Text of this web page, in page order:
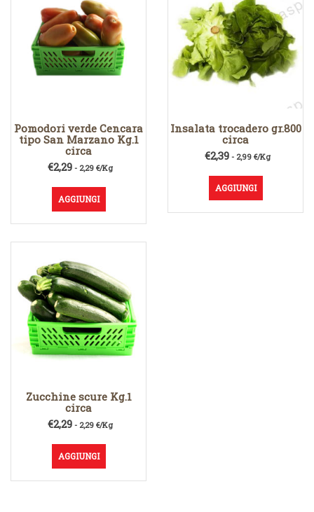
Pomodori verde Cencara
tipo San Marzano Kg.1
circa
€2,29 - 2,29 €/Kg
AGGIUNGI
Insalata trocadero gr.800
circa
€2,39- 2,99 €/Kg
AGGIUNGI
Zucchine scure Kg.1
circa
€2,29 - 2,29 €/Kg
AGGIUNGI